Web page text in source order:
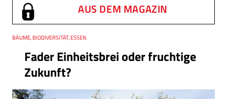
AUS DEM MAGAZIN
Fader Einheitsbrei oder fruchtige
Zukunft?
Thema
BÄUME, BIODIVERSITÄT, ESSEN